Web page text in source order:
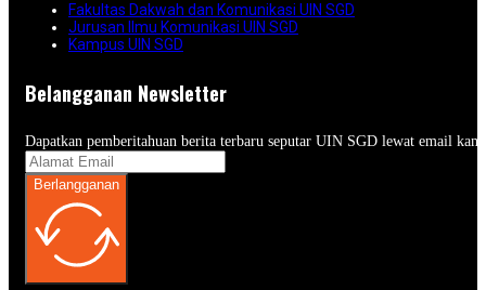
Fakultas Dakwah dan Komunikasi UIN SGD
Jurusan Ilmu Komunikasi UIN SGD
Kampus UIN SGD
Belangganan Newsletter
Dapatkan pemberitahuan berita terbaru seputar UIN SGD lewat email
Berlangganan